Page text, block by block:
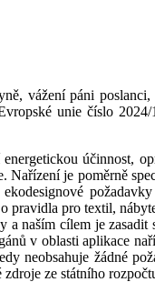
vážení páni
unie číslo
účinnost,
je poměrně
pro textil,
cílem je
v oblasti aplikace
neobsahuje žádné
ze státního